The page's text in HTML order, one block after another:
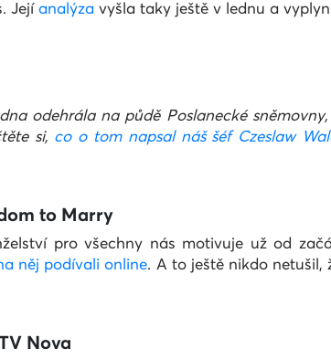
Jejíanalýzavyšla taky ještě v lednu a
odehrála na půdě Poslanecké
si, co o tom napsal náš šéf Czeslaw
to Marry
pro všechny nás motivuje už od
něj podívali online. A to ještě nikdo netušil,
Nova